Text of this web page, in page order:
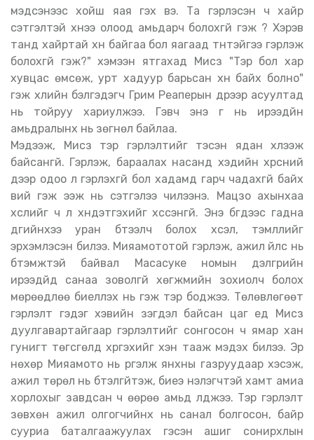
мэдсэнээс хойш яая гэх вэ. Та гэрлэсэн ч хайр
сэтгэлтэй хүнээ олоод амьдарч болохгүй гэж үү? Хэрэв
танд хайртай хүн байгаа бол яагаад түүнтэйгээ гэрлэж
болохгүй гэж?" хэмээн ятгахад Мисүзү "Тэр бол хар
хувцас өмсөж, урт хадуур барьсан хүн байх болно"
гэж үхлийн бэлгэдэгч Грим Реаперын дүрээр асуултад
нь тойруу хариулжээ. Гэвч энэ үг нь ирээдүйн
амьдралынх нь зөгнөл байлаа.
Мэдээж, Мисүзү тэр гэрлэлтийг тэсэн ядан хүлээж
байсангүй. Гэрлэж, бараалах насанд хэдийн хүрсний
дээр одоо л гэрлэхгүй бол хадамд гарч чадахгүй байх
вий гэж ээж нь сэтгэлээ чилээнэ. Мацүзо ахынхаа
хүслийг ч үл хүндэтгэхийг хүссэнгүй. Энэ бүгдээс гадна
дүүгийнхээ уран бүтээлч болох хүсэл, тэмүүллийг
эрхэмлэсэн билээ. Мияамототой гэрлэж, ажил үйлс нь
бүтэмжтэй байвал Масасуке номын дэлгүүрийн
ирээдүйд санаа зоволгүй хөгжмийн зохиолч болох
мөрөөдлөө биелүүлэх нь гэж тэр боджээ. Төлөвлөгөөт
гэрлэлт гэдэг хэвийн үзэгдэл байсан цаг үед Мисүзү
дуулгавартайгаар гэрлэлтийг сонгосон ч ямар хан
гунигт төгсгөлд хүргэхийг хэн тааж мэдэх билээ. Эр
нөхөр Мияамото нь үргэлж янхны газруудаар хэсэж,
ажил төрөл нь бүтэлгүйтэж, биеэ үнэлэгчтэй хамт амиа
хорлохыг завдсан ч өөрөө амьд үлджээ. Тэр гэрлэлт
зөвхөн ажил олгогчийнх нь санал болгосон, байр
сууриа баталгаажуулах гэсэн ашиг сонирхлын